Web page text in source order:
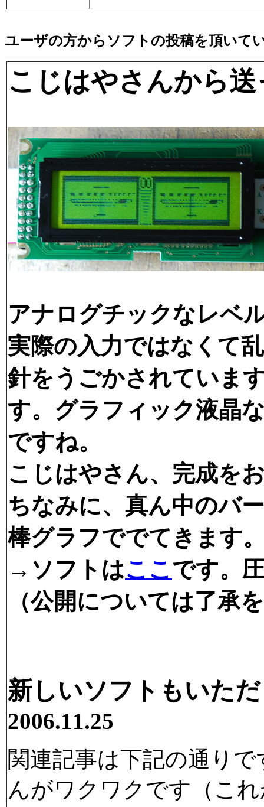
ユーザの方からソフトの投稿を頂いて
こじはやさんから
アナログチックなレベ
実際の入力ではなくて
針をうごかされていま
す。グラフィック液晶
ですね。
こじはやさん、完成を
ちなみに、真ん中のバ
棒グラフででてきます
→ソフトはここです。
（公開については了承
新しいソフトもいた
2006.11.25
関連記事は下記の通りで
んがワクワクです（こ